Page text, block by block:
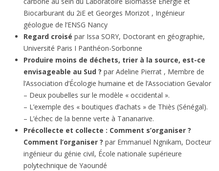
Biocarburant du 2iE et Georges Morizot , Ingénieur
géologue de l’ENSG Nancy
Regard croisé par Issa SORY, Doctorant en géographie,
Université Paris I Panthéon-Sorbonne
Produire moins de déchets, trier à la source, est-ce
envisageable au Sud ? par Adeline Pierrat , Membre de
l’Association d’Écologie humaine et de l’Association Gevalor
– Deux poubelles sur le modèle « occidental ».
– L’exemple des « boutiques d’achats » de Thiès (Sénégal).
– L’échec de la benne verte à Tananarive.
Précollecte et collecte : Comment s’organiser ?
Comment l’organiser ? par Emmanuel Ngnikam, Docteur
ingénieur du génie civil, École nationale supérieure
polytechnique de Yaoundé